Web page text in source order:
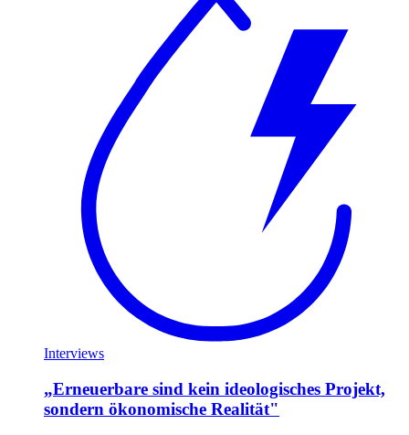
Interviews
„Erneuerbare sind kein ideologisches Projekt,
sondern ökonomische Realität"